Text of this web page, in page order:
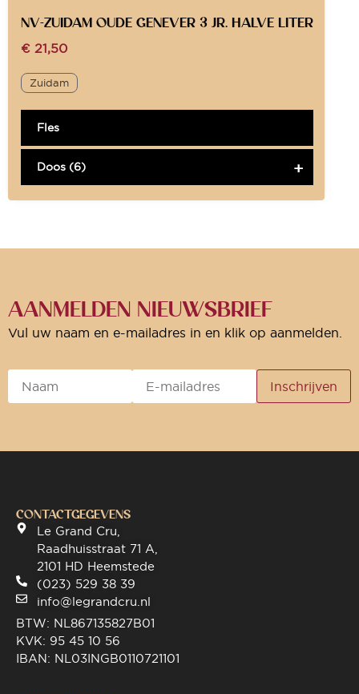
NV-ZUIDAM OUDE GENEVER 3 JR. HALVE LITER
€ 21,50
Zuidam
Fles
Doos (6)
AANMELDEN NIEUWSBRIEF
Vul uw naam en e-mailadres in en klik op aanmelden.
CONTACTGEGEVENS
Le Grand Cru,
Raadhuisstraat 71 A,
2101 HD Heemstede
(023) 529 38 39
info@legrandcru.nl
BTW: NL867135827B01
KVK: 95 45 10 56
IBAN: NL03INGB0110721101